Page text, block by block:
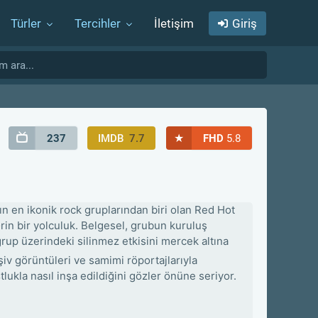
Türler Tercihler İletişim Giriş
237 IMDB 7.7 ★ FHD 5.8
en ikonik rock gruplarından biri olan Red Hot
bir yolculuk. Belgesel, grubun kuruluş
üzerindeki silinmez etkisini mercek altına
görüntüleri ve samimi röportajlarıyla
nasıl inşa edildiğini gözler önüne seriyor.